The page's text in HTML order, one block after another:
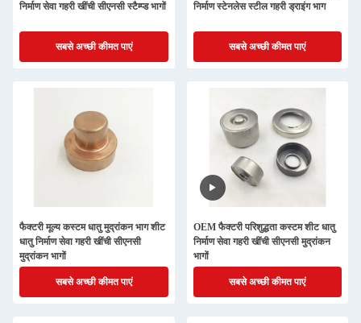
निर्माण सेवा गहरी खींची सीएनसी स्टैम्प्ड भागों
सबसे अच्छी कीमत पाएं
निर्माण स्टेनलेस स्टील गहरी ड्राइंग भाग
सबसे अच्छी कीमत पाएं
फैक्टरी मूल्य कस्टम धातु मुद्रांकन भाग शीट
धातु निर्माण सेवा गहरी खींची सीएनसी
मुद्रांकन भागों
सबसे अच्छी कीमत पाएं
OEM फैक्टरी परिशुद्धता कस्टम शीट धातु
निर्माण सेवा गहरी खींची सीएनसी मुद्रांकन
भागों
सबसे अच्छी कीमत पाएं